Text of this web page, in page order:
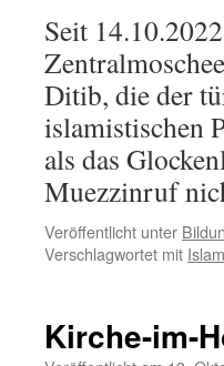
Seit
Ditib, die der
islamistischen
als das
Muezzinruf
Veröffentlicht unter
Verschlagwortet mit Islam
Kirche-im-